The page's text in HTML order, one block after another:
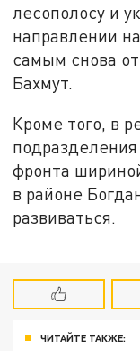
лесополосу и
направлении
самым снова
Бахмут.
Кроме того, в
фронта
в районе
развиваться.
ЧИТАЙТЕ ТАКЖЕ: